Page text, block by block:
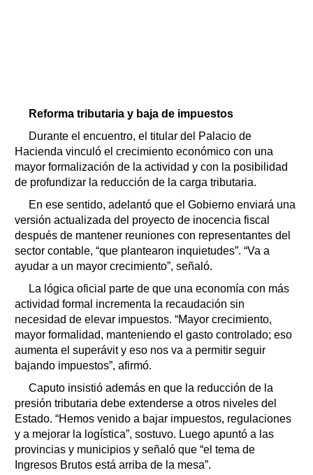
Reforma tributaria y baja de impuestos
Durante el encuentro, el titular del Palacio de
Hacienda vinculó el crecimiento económico con una
mayor formalización de la actividad y con la posibilidad
de profundizar la reducción de la carga tributaria.
En ese sentido, adelantó que el Gobierno enviará una
versión actualizada del proyecto de inocencia fiscal
después de mantener reuniones con representantes del
sector contable, “que plantearon inquietudes”. “Va a
ayudar a un mayor crecimiento”, señaló.
La lógica oficial parte de que una economía con más
actividad formal incrementa la recaudación sin
necesidad de elevar impuestos. “Mayor crecimiento,
mayor formalidad, manteniendo el gasto controlado; eso
aumenta el superávit y eso nos va a permitir seguir
bajando impuestos”, afirmó.
Caputo insistió además en que la reducción de la
presión tributaria debe extenderse a otros niveles del
Estado. “Hemos venido a bajar impuestos, regulaciones
y a mejorar la logística”, sostuvo. Luego apuntó a las
provincias y municipios y señaló que “el tema de
Ingresos Brutos está arriba de la mesa”.